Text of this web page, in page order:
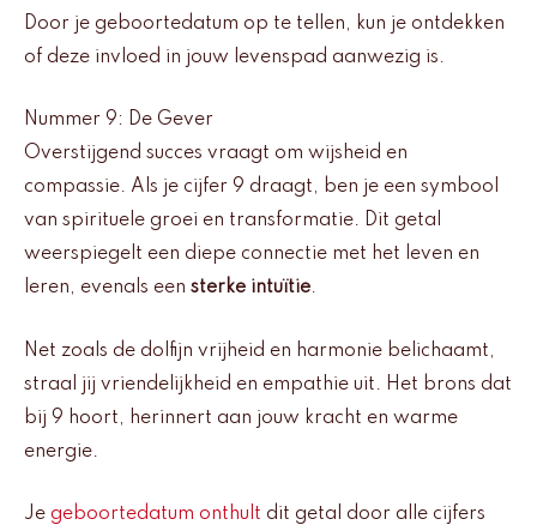
Door je geboortedatum op te tellen, kun je ontdekken
of deze invloed in jouw levenspad aanwezig is.
Nummer 9: De Gever
Overstijgend succes vraagt om wijsheid en
compassie. Als je cijfer 9 draagt, ben je een symbool
van spirituele groei en transformatie. Dit getal
weerspiegelt een diepe connectie met het leven en
leren, evenals een sterke intuïtie.
Net zoals de dolfijn vrijheid en harmonie belichaamt,
straal jij vriendelijkheid en empathie uit. Het brons dat
bij 9 hoort, herinnert aan jouw kracht en warme
energie.
Je geboortedatum onthult dit getal door alle cijfers